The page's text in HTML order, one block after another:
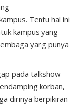
Tentu hal ini
kampus yang
yang punya
pada talkshow
korban,
dirinya berpikiran